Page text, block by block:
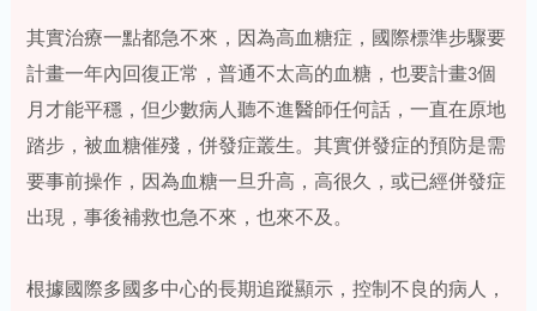
其實治療一點都急不來，因為高血糖症，國際標準步驟要
計畫一年內回復正常，普通不太高的血糖，也要計畫3個
月才能平穩，但少數病人聽不進醫師任何話，一直在原地
踏步，被血糖催殘，併發症叢生。其實併發症的預防是需
要事前操作，因為血糖一旦升高，高很久，或已經併發症
出現，事後補救也急不來，也來不及。
根據國際多國多中心的長期追蹤顯示，控制不良的病人，